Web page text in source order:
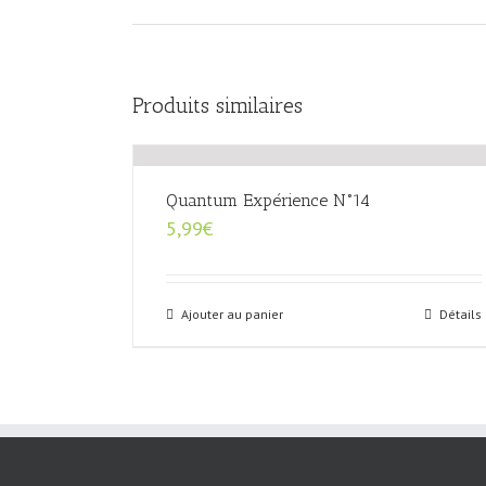
Produits similaires
Quantum Expérience N°14
5,99€
Ajouter au panier Détails